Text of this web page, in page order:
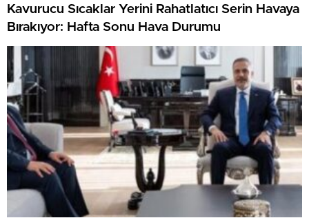
Kavurucu Sıcaklar Yerini Rahatlatıcı Serin Havaya
Bırakıyor: Hafta Sonu Hava Durumu